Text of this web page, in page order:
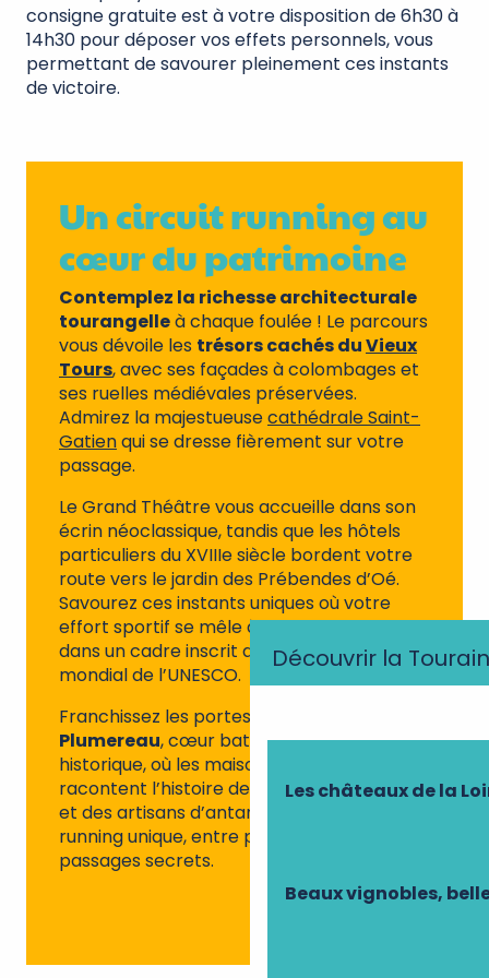
Découvrir la
Les châteaux de la
Beaux vignobles,
consigne gratuite est à votre disposition de 6h30 à
14h30 pour déposer vos effets personnels, vous
permettant de savourer pleinement ces instants
de victoire.
Un circuit running au
cœur du patrimoine
Contemplez la richesse architecturale
tourangelleà chaque foulée ! Le parcours
vous dévoile les trésors cachés duVieux
Tours, avec ses façades à colombages et
ses ruelles médiévales préservées.
Admirez la majestueusecathédrale Saint-
Gatienqui se dresse fièrement sur votre
passage.
Le Grand Théâtre vous accueille dans son
écrin néoclassique, tandis que les hôtels
particuliers du XVIIIe siècle bordent votre
route vers le jardin des Prébendes d’Oé.
Savourez ces instants uniques où votre
effort sportif se mêle à 2000 ans d’histoire,
dans un cadre inscrit au patrimoine
mondial de l’UNESCO.
Franchissez les portes du
Plumereau, cœur battant du Tours
historique, où les maisons anciennes
racontent l’histoire des marchands de soie
et des artisans d’antan. Une expérience
running unique, entre pierres de tuffeau et
passages secrets.